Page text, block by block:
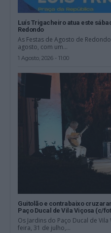
Luís Trigacheiro atua este
Redondo
As Festas de Agosto de
agosto, com um...
1 Agosto, 2026 - 11:00
Guitolão e contrabaixo
Paço Ducal de Vila Viçosa (c/
Os Jardins do Paço Ducal de
feira, 31 de julho,...